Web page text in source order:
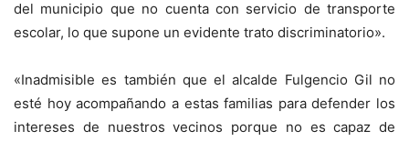
del municipio que no cuenta con servicio de transporte
escolar, lo que supone un evidente trato discriminatorio».
«Inadmisible es también que el alcalde Fulgencio Gil no
esté hoy acompañando a estas familias para defender los
intereses de nuestros vecinos porque no es capaz de